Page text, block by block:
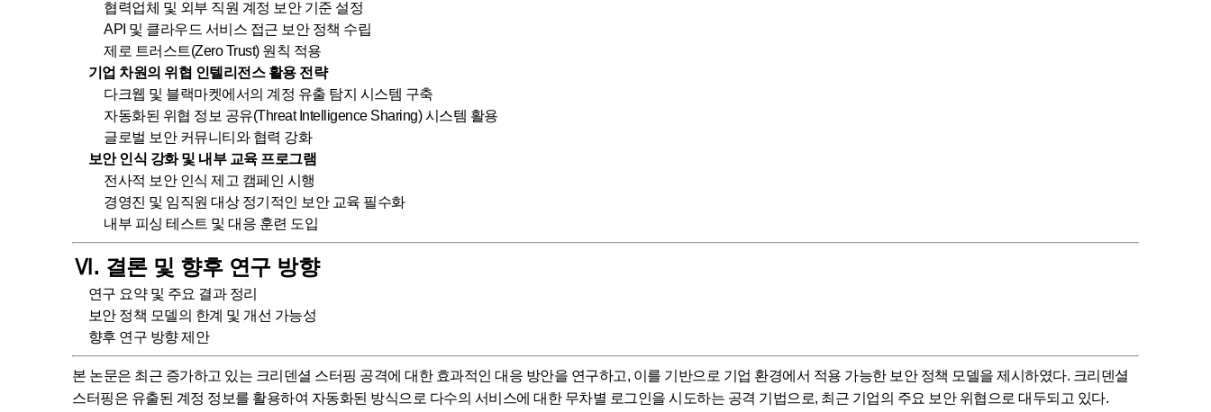
협력업체 및 외부 직원 계정 보안 기준 설정
API 및 클라우드 서비스 접근 보안 정책 수립
제로 트러스트(Zero Trust) 원칙 적용
기업 차원의 위협 인텔리전스 활용 전략
다크웹 및 블랙마켓에서의 계정 유출 탐지 시스템 구축
자동화된 위협 정보 공유(Threat Intelligence Sharing) 시스템 활용
글로벌 보안 커뮤니티와 협력 강화
보안 인식 강화 및 내부 교육 프로그램
전사적 보안 인식 제고 캠페인 시행
경영진 및 임직원 대상 정기적인 보안 교육 필수화
내부 피싱 테스트 및 대응 훈련 도입
Ⅵ. 결론 및 향후 연구 방향
연구 요약 및 주요 결과 정리
보안 정책 모델의 한계 및 개선 가능성
향후 연구 방향 제안
본 논문은 최근 증가하고 있는 크리덴셜 스터핑 공격에 대한 효과적인 대응 방안을 연구하고, 이를 기반으로 기업 환경에서 적용 가능한 보안 정책 모델을 제시하였다. 크리덴셜
스터핑은 유출된 계정 정보를 활용하여 자동화된 방식으로 다수의 서비스에 대한 무차별 로그인을 시도하는 공격 기법으로, 최근 기업의 주요 보안 위협으로 대두되고 있다.